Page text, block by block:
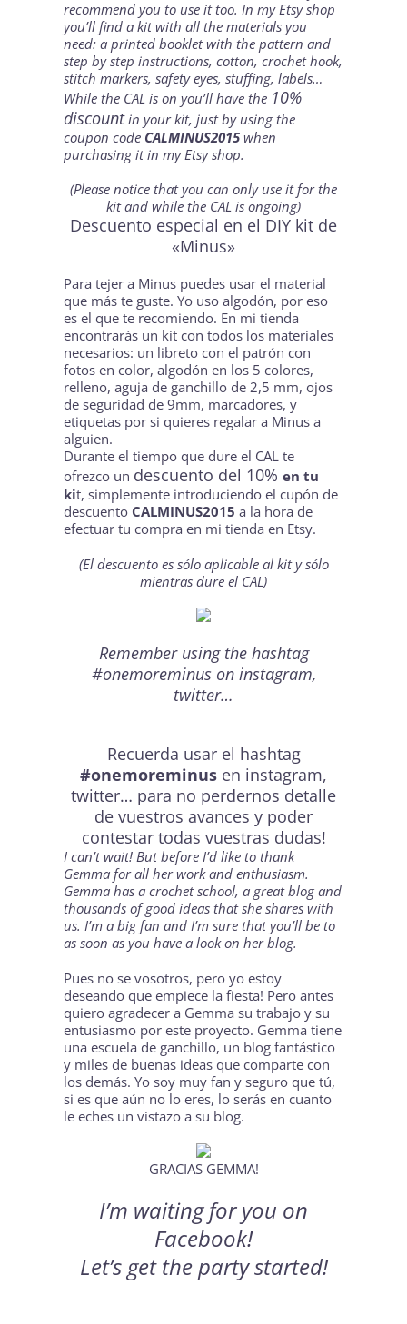
recommend you to use it too. In my Etsy shop
you’ll find akit with all the materials you
need: a printed booklet with the pattern and
step by step instructions, cotton, crochet hook,
stitch markers, safety eyes, stuffing, labels…
While the CAL is on you’ll have the 10%
discountin your kit, just by using the
coupon code CALMINUS2015when
purchasing it inmy Etsy shop.
(Please notice that you can only use it for the
kit and while the CAL is ongoing)
Descuento especial en el DIY kit de
«Minus»
Para tejer a Minus puedes usar el material
que más te guste. Yo uso algodón, por eso
es el que te recomiendo. En mi tienda
encontrarás un kit con todos los materiales
necesarios: un libreto con el patrón con
fotos en color, algodón en los 5 colores,
relleno, aguja de ganchillo de 2,5 mm, ojos
de seguridad de 9mm, marcadores, y
etiquetas por si quieres regalar a Minus a
alguien.
Durante el tiempo que dure el CAL te
ofrezco un descuento del 10%en tu
kit, simplemente introduciendo el cupón de
descuento CALMINUS2015 a la hora de
efectuar tu compra en mi tienda en Etsy.
(El descuento es sólo aplicable al kit y sólo
mientras dure el CAL)
Remember using the hashtag
#onemoreminus on instagram,
twitter…
Recuerda usar el hashtag
#onemoreminus en instagram,
twitter… para no perdernos detalle
de vuestros avances y poder
contestar todas vuestras dudas!
I can’t wait! But before I’d like to thank
Gemma for all her work and enthusiasm.
Gemma has a crochet school, a great blog and
thousands of good ideas that she shares with
us. I’m a big fan and I’m sure that you’ll be to
as soon as you have a look on herblog.
Pues no se vosotros, pero yo estoy
deseando que empiece la fiesta! Pero antes
quiero agradecer a Gemma su trabajo y su
entusiasmo por este proyecto. Gemma tiene
una escuela de ganchillo, un blog fantástico
y miles de buenas ideas que comparte con
los demás. Yo soy muy fan y seguro que tú,
si es que aún no lo eres, lo serás en cuanto
le eches un vistazo a su blog.
GRACIAS GEMMA!
I’m waiting for you on
Facebook!
Let’s get the party started!